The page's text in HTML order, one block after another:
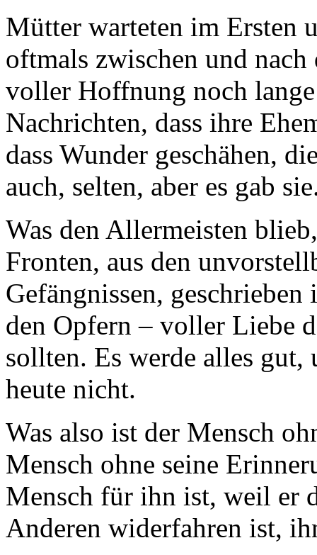
Mütter warteten im Ersten
oftmals zwischen und
voller Hoffnung noch
Nachrichten, dass ihre
dass Wunder geschähen,
auch, selten, aber es gab
Was den Allermeisten
Fronten, aus den
Gefängnissen,
den Opfern – voller Liebe
sollten. Es werde alles
heute nicht.
Was also ist der Mensch
Mensch ohne seine
Mensch für ihn ist, weil er
Anderen widerfahren ist,